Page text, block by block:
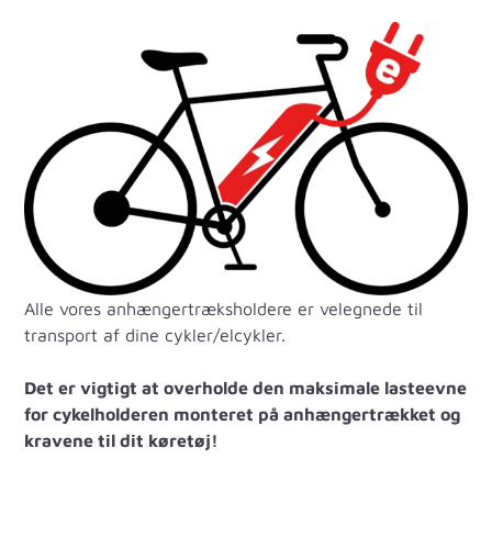
Alle vores anhængertræksholdere er velegnede til
transport af dine cykler/elcykler.
Det er vigtigt at overholde den maksimale lasteevne
for cykelholderen monteret på anhængertrækket og
kravene til dit køretøj!